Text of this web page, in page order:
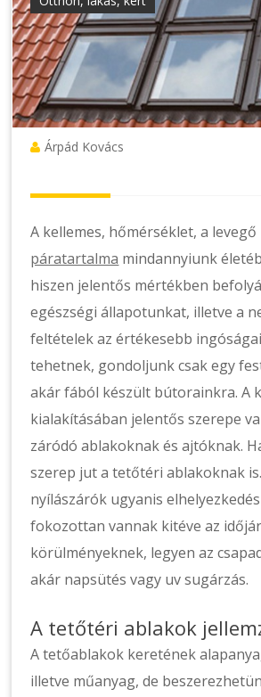
Árpád Kovács
A kellemes, hőmérséklet, a levegő
páratartalma mindannyiunk
hiszen jelentős mértékben
egészségi állapotunkat, illetve a
feltételek az értékesebb
tehetnek, gondoljunk csak egy
akár fából készült bútorainkra. A
kialakításában jelentős szerepe
záródó ablakoknak és ajtóknak.
szerep jut a tetőtéri ablakoknak
nyílászárók ugyanis
fokozottan vannak kitéve az
körülményeknek, legyen az
akár napsütés vagy uv sugárzás.
A tetőtéri ablakok
A tetőablakok keretének
illetve műanyag, de